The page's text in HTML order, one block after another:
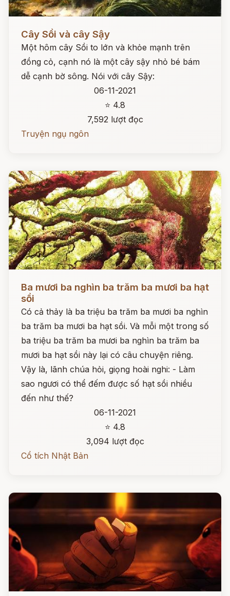
Cây Sồi và cây Sậy
Một hôm cây Sồi to lớn và khỏe mạnh trên
đồng cỏ, cạnh nó là một cây sậy nhỏ bé bám
dễ cạnh bờ sông. Nói với cây Sậy:
06-11-2021
⭐ 4.8
7,592 lượt đọc
Truyện ngụ ngôn
Ba mươi ba nghìn ba trăm ba mươi ba hạt
sồi
Có cả thảy là ba triệu ba trăm ba mươi ba nghìn
ba trăm ba mươi ba hạt sồi. Và mỗi một trong số
ba triệu ba trăm ba mươi ba nghìn ba trăm ba
mươi ba hạt sồi này lại có câu chuyện riêng.
Vậy là, lãnh chúa hỏi, giọng hoài nghi: - Làm
sao ngươi có thể đếm được số hạt sồi nhiều
đến như thế?
06-11-2021
⭐ 4.8
3,094 lượt đọc
Cổ tích Nhật Bản